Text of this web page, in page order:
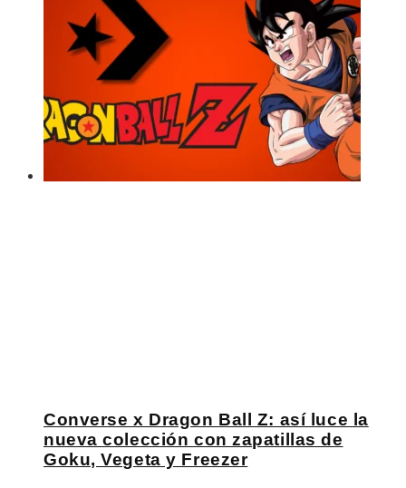
Converse x Dragon Ball Z: así luce la
nueva colección con zapatillas de
Goku, Vegeta y Freezer